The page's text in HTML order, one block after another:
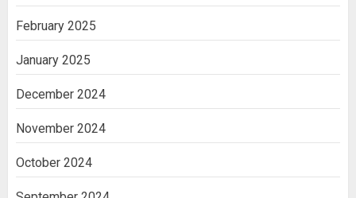
February 2025
January 2025
December 2024
November 2024
October 2024